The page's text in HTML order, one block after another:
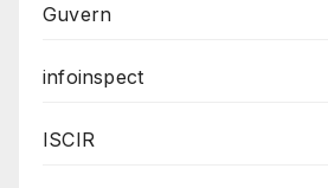
Guvern
infoinspect
ISCIR